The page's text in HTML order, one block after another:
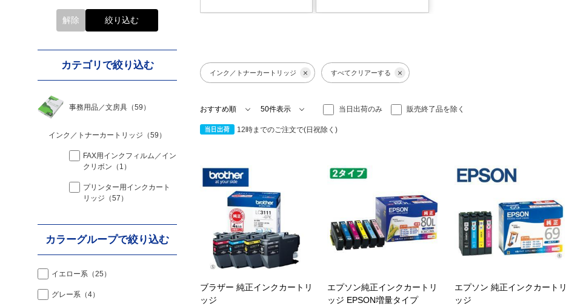
解除 絞り込む
カテゴリで絞り込む
事務用品／文房具 （59）
インク／トナーカートリッジ （59）
FAX用インクフィルム／イン
クリボン （1）
プリンター用インクカート
リッジ （57）
カラーグループで絞り込む
イエロー系 （25）
グレー系 （4）
インク／トナーカートリッジ すべてクリアーする
当日出荷のみ 販売終了品を除く
12時までのご注文で(日祝除く)
ブラザー 純正インクカートリ
ッジ
エプソン純正インクカートリ
ッジ EPSON増量タイプ
エプソン 純正インクカートリ
ッジ